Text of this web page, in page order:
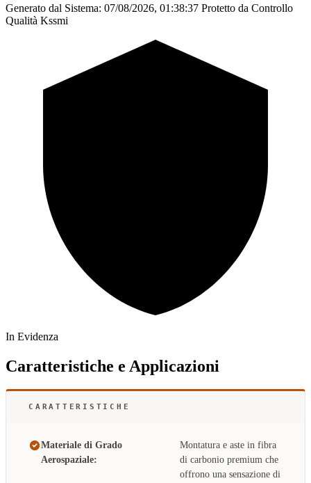
Generato dal Sistema: 07/08/2026, 01:38:37 Protetto da Controllo
Qualità Kssmi
In Evidenza
Caratteristiche e Applicazioni
CARATTERISTICHE
Materiale di Grado
Aerospaziale:
Montatura e aste in fibra
di carbonio premium che
offrono una sensazione di